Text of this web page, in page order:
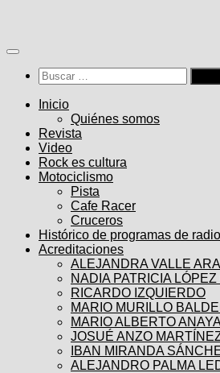
contenido
Buscar:
Inicio
Quiénes somos
Revista
Video
Rock es cultura
Motociclismo
Pista
Cafe Racer
Cruceros
Histórico de programas de radio
Acreditaciones
ALEJANDRA VALLE
NADIA PATRICIA
RICARDO IZQUIERDO
MARIO MURILLO
MARIO ALBERTO
JOSUÉ ANZO
IBAN MIRANDA
ALEJANDRO PALMA